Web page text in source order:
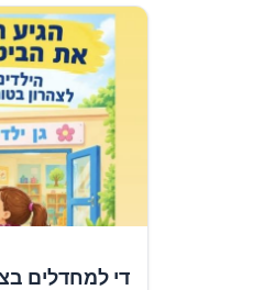
די למחדלים